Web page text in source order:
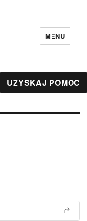
MENU
UZYSKAJ POMOC